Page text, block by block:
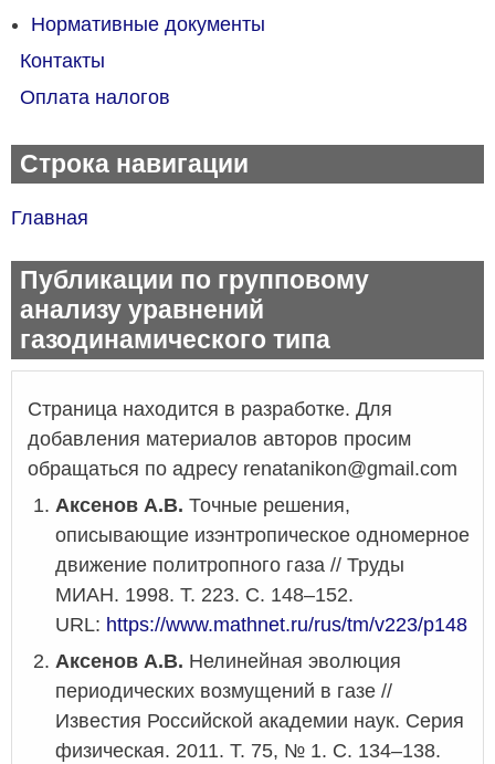
Нормативные документы
Контакты
Оплата налогов
Строка навигации
Главная
Публикации по групповому
анализу уравнений
газодинамического типа
Страница находится в разработке. Для
добавления материалов авторов просим
обращаться по адресу renatanikon@gmail.com
Аксенов А.В. Точные решения,
описывающие изэнтропическое одномерное
движение политропного газа // Труды
МИАН. 1998. Т. 223. С. 148–152.
URL: https://www.mathnet.ru/rus/tm/v223/p148
Аксенов А.В. Нелинейная эволюция
периодических возмущений в газе //
Известия Российской академии наук. Серия
физическая. 2011. Т. 75, № 1. С. 134–138.